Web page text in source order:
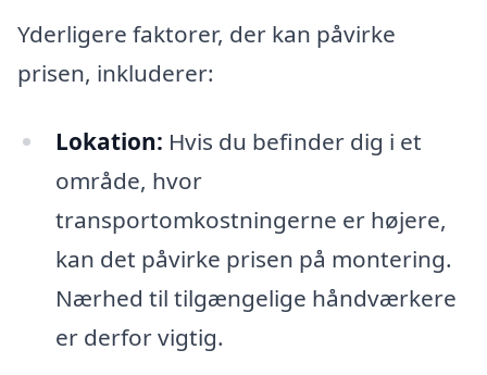
Yderligere faktorer, der kan påvirke
prisen, inkluderer:
Lokation: Hvis du befinder dig i et
område, hvor
transportomkostningerne er højere,
kan det påvirke prisen på montering.
Nærhed til tilgængelige håndværkere
er derfor vigtig.